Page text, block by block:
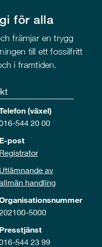
för alla
främjar en trygg
till ett fossilfritt
i framtiden.
(växel)
544 20 00
E-post
Registrator
Utlämnande av
handling
5000
Presstjänst
544 23 99